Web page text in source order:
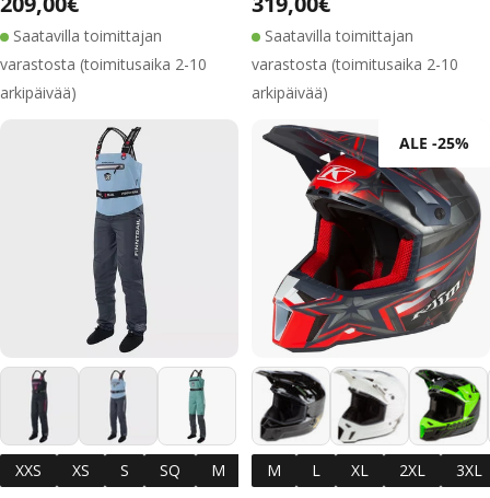
Saatavilla toimittajan
varastosta (toimitusaika 2-10
arkipäivää)
Saatavilla toimittajan
varastosta (toimitusaika 2-10
arkipäivää)
XXS XS S SQ M MQ L XL
XXL
ALE -25%
M L XL 2XL
3XL